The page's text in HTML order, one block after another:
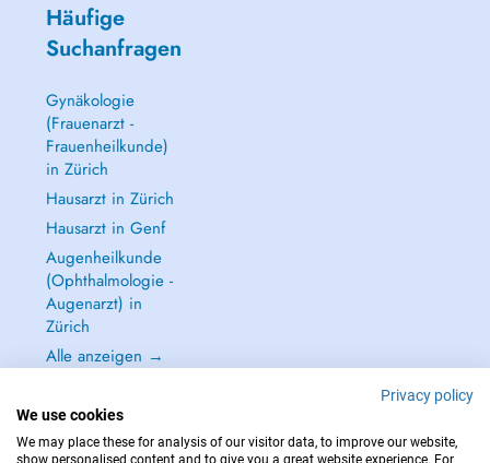
Häufige
Suchanfragen
Gynäkologie
(Frauenarzt -
Frauenheilkunde)
in Zürich
Hausarzt in Zürich
Hausarzt in Genf
Augenheilkunde
(Ophthalmologie -
Augenarzt) in
Zürich
Alle anzeigen →
Privacy policy
We use cookies
We may place these for analysis of our visitor data, to improve our website,
show personalised content and to give you a great website experience. For